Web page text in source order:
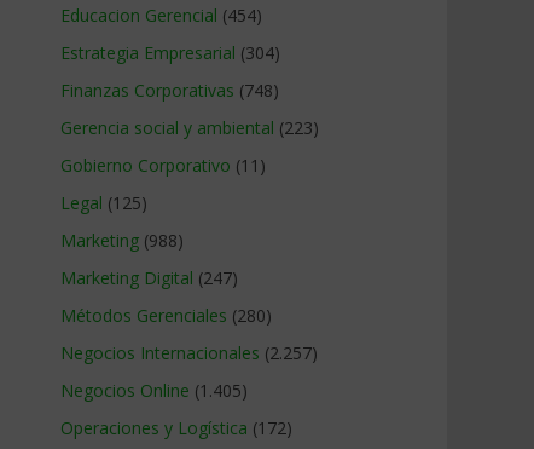
Educacion Gerencial (454)
Estrategia Empresarial (304)
Finanzas Corporativas (748)
Gerencia social y ambiental (223)
Gobierno Corporativo (11)
Legal (125)
Marketing (988)
Marketing Digital (247)
Métodos Gerenciales (280)
Negocios Internacionales (2.257)
Negocios Online (1.405)
Operaciones y Logística (172)